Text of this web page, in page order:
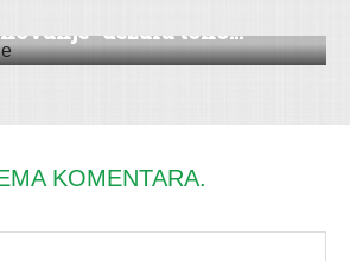
dežura toko...
KOMENTARA.